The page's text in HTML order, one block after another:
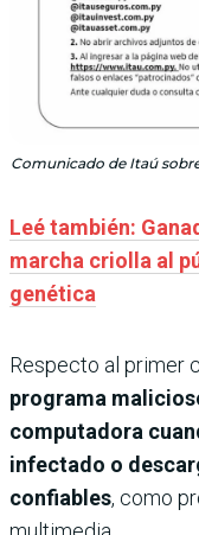
Comunicado de Itaú
Leé también:
marcha criolla al
genética
Respecto al primer
programa
computadora
infectado o
confiables, como